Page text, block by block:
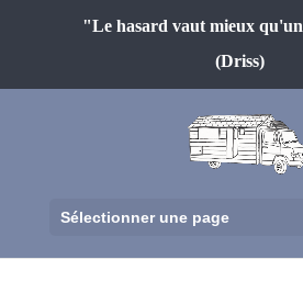
"Le hasard vaut mieux
(Driss)
Sélectionner une page